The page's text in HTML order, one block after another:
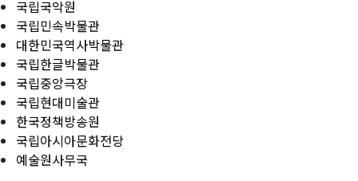
국립국악원
국립민속박물관
대한민국역사박물관
국립한글박물관
국립중앙극장
국립현대미술관
한국정책방송원
국립아시아문화전당
예술원사무국